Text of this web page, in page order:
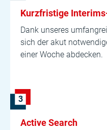
Kurzfristige
Dank unseres
sich der akut
einer Woche abdecken.
Active Search